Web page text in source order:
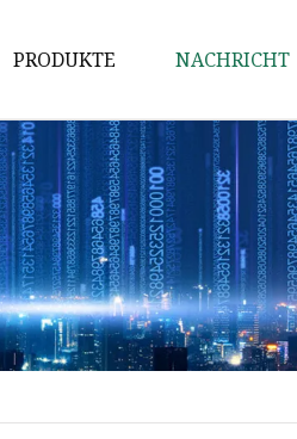
PRODUKTE
Schwammverbundstoff
Kunstledersubstrat
Autositzstoff
PU-Ledersubstrat
Stoff für Autotürverkleidung
Stoff für Autohimmel
NACHRICHT